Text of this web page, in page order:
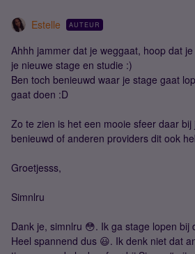
Estelle AUTEUR
Ahhh jammer dat je weggaat, hoop dat
je nieuwe stage en studie :)
Ben toch benieuwd waar je stage gaat
gaat doen :D
Zo te zien is het een mooie sfeer daar bij
benieuwd of anderen providers dit ook
Groetjesss,
Simnlru
Dank je, simnlru 😳. Ik ga stage lopen bij
Heel spannend dus 😃. Ik denk niet dat